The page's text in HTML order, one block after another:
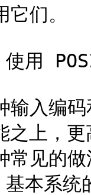
们。
输入编
上，
常见的
本系统